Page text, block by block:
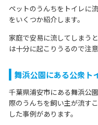
ペットのうんちをトイレに
をいくつか紹介します。
家庭で安易に流してしまう
は十分に起こりうるので注
舞浜公園にある公衆ト
千葉県浦安市にある舞浜公
際のうんちを飼い主が流す
した事例があります。